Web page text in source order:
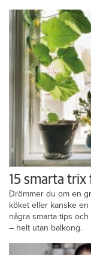
15 smarta
Drömmer du om en
köket eller kanske
några smarta tips
– helt utan balkong.